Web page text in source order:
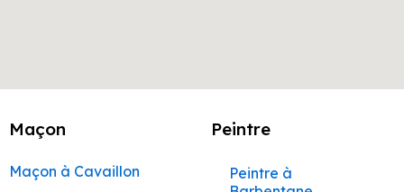
Maçon
Maçon à Cavaillon
Peintre
Peintre à